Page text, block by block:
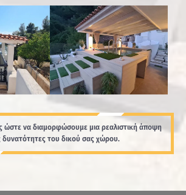
ώστε να διαμορφώσουμε μια ρεαλιστική άποψη
δυνατότητες του δικού σας χώρου.